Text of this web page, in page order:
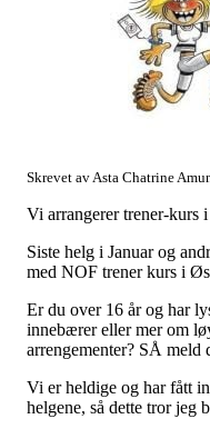
Skrevet av Asta Chatrine
Vi arrangerer trener-kurs
Siste helg i Januar og
med NOF trener kurs i
Er du over 16 år og har
innebærer eller mer om
arrengementer? SÅ meld
Vi er heldige og har fått
helgene, så dette tror jeg